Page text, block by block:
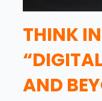
THINK
AND